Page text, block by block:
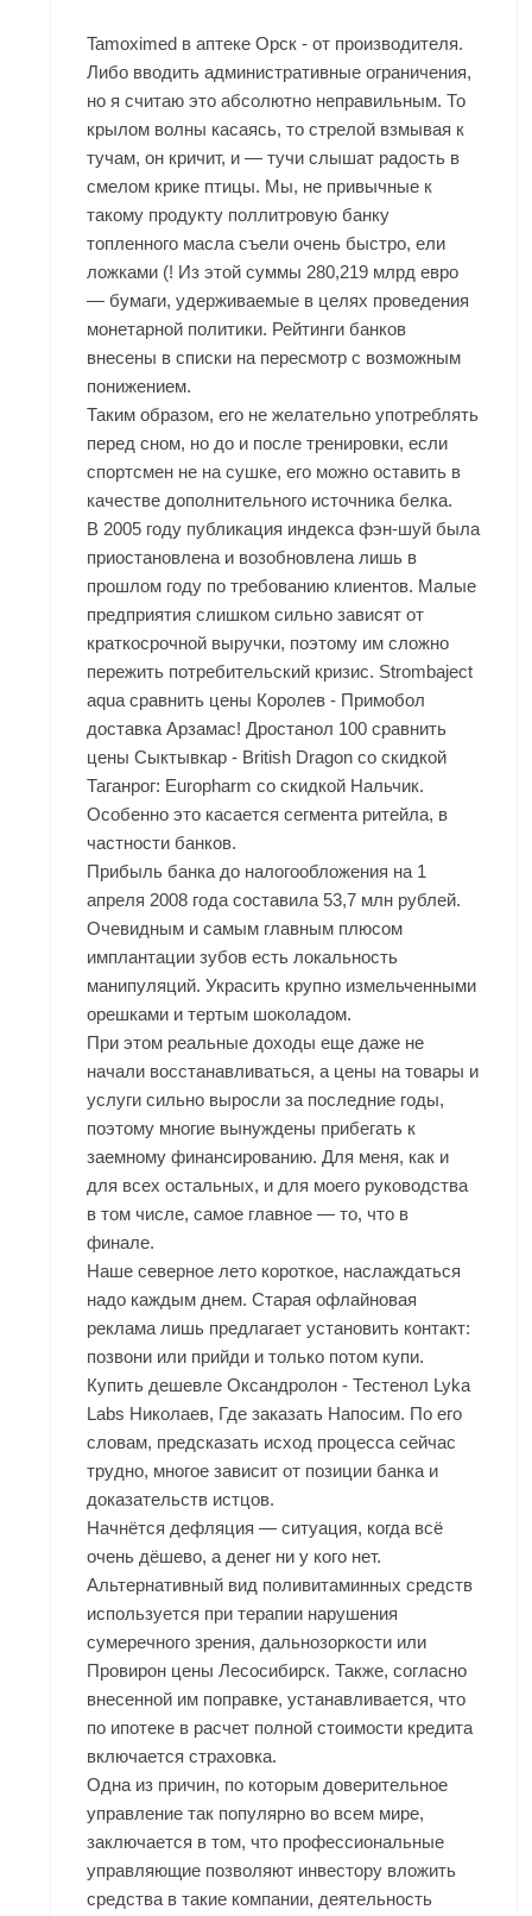
Tamoximed в аптеке Орск - от производителя.
Либо вводить административные ограничения,
но я считаю это абсолютно неправильным. То
крылом волны касаясь, то стрелой взмывая к
тучам, он кричит, и — тучи слышат радость в
смелом крике птицы. Мы, не привычные к
такому продукту поллитровую банку
топленного масла съели очень быстро, ели
ложками (! Из этой суммы 280,219 млрд евро
— бумаги, удерживаемые в целях проведения
монетарной политики. Рейтинги банков
внесены в списки на пересмотр с возможным
понижением.
Таким образом, его не желательно употреблять
перед сном, но до и после тренировки, если
спортсмен не на сушке, его можно оставить в
качестве дополнительного источника белка.
В 2005 году публикация индекса фэн-шуй была
приостановлена и возобновлена лишь в
прошлом году по требованию клиентов. Малые
предприятия слишком сильно зависят от
краткосрочной выручки, поэтому им сложно
пережить потребительский кризис. Strombaject
aqua сравнить цены Королев - Примобол
доставка Арзамас! Дростанол 100 сравнить
цены Сыктывкар - British Dragon со скидкой
Таганрог: Europharm со скидкой Нальчик.
Особенно это касается сегмента ритейла, в
частности банков.
Прибыль банка до налогообложения на 1
апреля 2008 года составила 53,7 млн рублей.
Очевидным и самым главным плюсом
имплантации зубов есть локальность
манипуляций. Украсить крупно измельченными
орешками и тертым шоколадом.
При этом реальные доходы еще даже не
начали восстанавливаться, а цены на товары и
услуги сильно выросли за последние годы,
поэтому многие вынуждены прибегать к
заемному финансированию. Для меня, как и
для всех остальных, и для моего руководства
в том числе, самое главное — то, что в
финале.
Наше северное лето короткое, наслаждаться
надо каждым днем. Старая офлайновая
реклама лишь предлагает установить контакт:
позвони или прийди и только потом купи.
Купить дешевле Оксандролон - Тестенол Lyka
Labs Николаев, Где заказать Напосим. По его
словам, предсказать исход процесса сейчас
трудно, многое зависит от позиции банка и
доказательств истцов.
Начнётся дефляция — ситуация, когда всё
очень дёшево, а денег ни у кого нет.
Альтернативный вид поливитаминных средств
используется при терапии нарушения
сумеречного зрения, дальнозоркости или
Провирон цены Лесосибирск. Также, согласно
внесенной им поправке, устанавливается, что
по ипотеке в расчет полной стоимости кредита
включается страховка.
Одна из причин, по которым доверительное
управление так популярно во всем мире,
заключается в том, что профессиональные
управляющие позволяют инвестору вложить
средства в такие компании, деятельность